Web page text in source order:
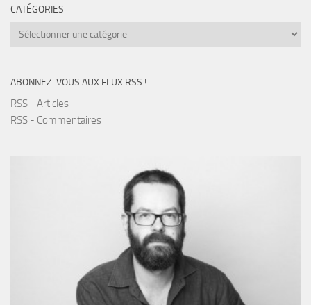
CATÉGORIES
Catégories
ABONNEZ-VOUS AUX FLUX RSS !
RSS - Articles
RSS - Commentaires